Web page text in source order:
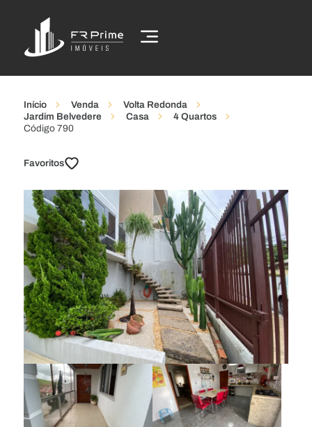
Início Venda
Volta Redonda
Jardim Belvedere
Casa
4 Quartos
Código 790
Favoritos